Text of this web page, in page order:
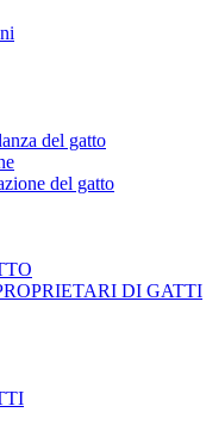
del gatto
del gatto
DI GATTI